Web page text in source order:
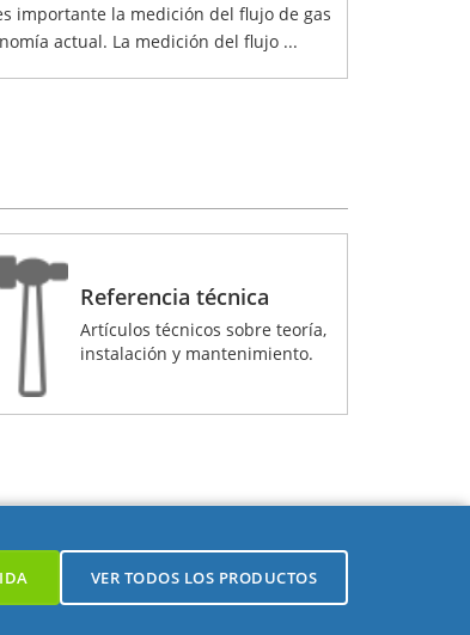
importante la medición del flujo de gas
actual. La medición del flujo ...
Referencia técnica
Artículos técnicos sobre teoría,
instalación y mantenimiento.
VER TODOS LOS PRODUCTOS